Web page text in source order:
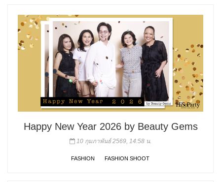
Happy New Year 2026 by Beauty Gems
10 กุมภาพันธ์ 2569, 14:58 น.
FASHION FASHION SHOOT